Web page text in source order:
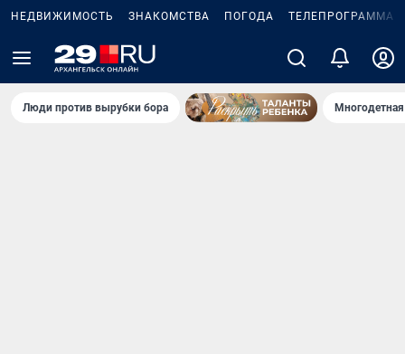
НЕДВИЖИМОСТЬ ЗНАКОМСТВА ПОГОДА ТЕЛЕПРОГРАММА
Люди против вырубки бора